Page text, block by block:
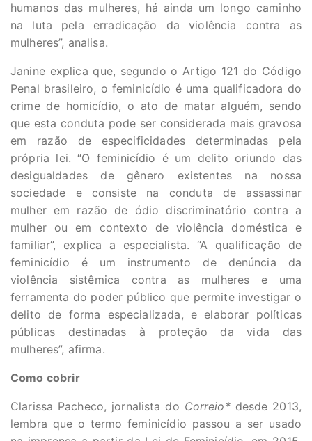
humanos das mulheres, há ainda um longo caminho
na luta pela erradicação da violência contra as
mulheres”, analisa.
Janine explica que, segundo o Artigo 121 do Código
Penal brasileiro, o feminicídio é uma qualificadora do
crime de homicídio, o ato de matar alguém, sendo
que esta conduta pode ser considerada mais gravosa
em razão de especificidades determinadas pela
própria lei. “O feminicídio é um delito oriundo das
desigualdades de gênero existentes na nossa
sociedade e consiste na conduta de assassinar
mulher em razão de ódio discriminatório contra a
mulher ou em contexto de violência doméstica e
familiar”, explica a especialista. “A qualificação de
feminicídio é um instrumento de denúncia da
violência sistêmica contra as mulheres e uma
ferramenta do poder público que permite investigar o
delito de forma especializada, e elaborar políticas
públicas destinadas à proteção da vida das
mulheres”, afirma.
Como cobrir
Clarissa Pacheco, jornalista do Correio*desde 2013,
lembra que o termo feminicídio passou a ser usado